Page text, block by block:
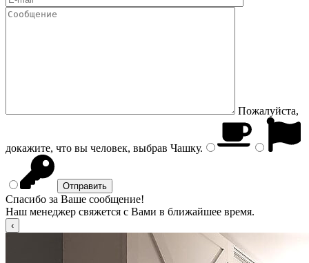
Пожалуйста,
докажите, что вы человек, выбрав Чашку.
Спасибо за Ваше сообщение!
Наш менеджер свяжется с Вами в ближайшее время.